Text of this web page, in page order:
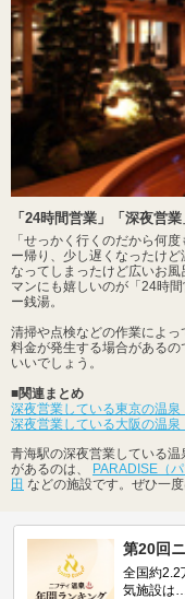
「24時間営業」「深夜営
「せっかく行くのだから何
ー帰り、少し遅くなったけ
なってしまったけど広いお
マンにも嬉しいのが「24時
ー銭湯。
清掃や点検などの作業によ
料金が発生する場合がある
いいでしょう。
■関連まとめ
深夜営業している東京の温泉
深夜営業している大阪の温泉
青海駅の深夜営業している
があるのは、
PARADISE（パ
田 などの施設です。ぜひ一
第20回
全国約2.2
気施設は